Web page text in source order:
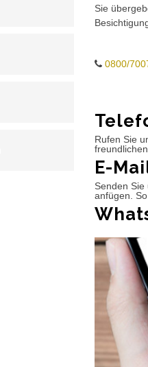
Sie
0800/
Rufen Sie
E-
Senden
anfügen.